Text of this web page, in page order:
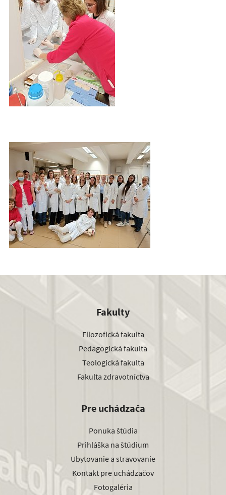
Fakulty
Filozofická fakulta
Pedagogická fakulta
Teologická fakulta
Fakulta zdravotníctva
Pre uchádzača
Ponuka štúdia
Prihláška na štúdium
Ubytovanie a stravovanie
Kontakt pre uchádzačov
Fotogaléria